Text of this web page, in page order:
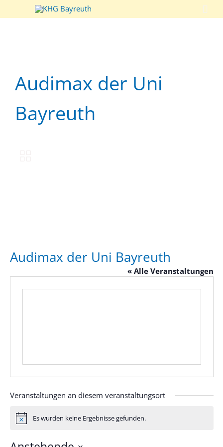

Audimax der Uni
Bayreuth
Audimax der Uni Bayreuth
« Alle Veranstaltungen
Veranstaltungen an diesem veranstaltungsort
HinweisEs wurden keine Ergebnisse gefunden.